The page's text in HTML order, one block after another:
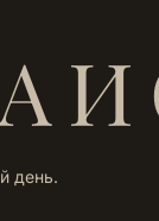
день.